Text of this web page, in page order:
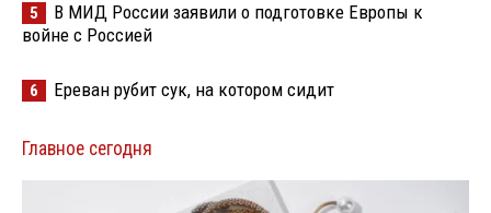
5
В МИД России заявили о подготовке Европы к
войне с Россией
6 Ереван рубит сук, на котором сидит
Главное сегодня